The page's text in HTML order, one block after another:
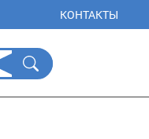
КОНТАКТЫ